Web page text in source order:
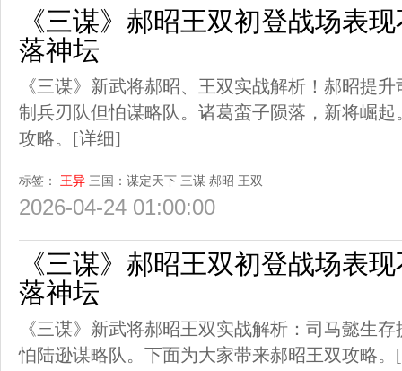
《三谋》郝昭王双初登战场表
落神坛
《三谋》新武将郝昭、王双实战解析！郝昭提
制兵刃队但怕谋略队。诸葛蛮子陨落，新将崛
攻略。 [详细]
标签： 王异 三国：谋定天下 三谋 郝昭 王双
2026-04-24 01:00:00
《三谋》郝昭王双初登战场表
落神坛
《三谋》新武将郝昭王双实战解析：司马懿生
怕陆逊谋略队。下面为大家带来郝昭王双攻略。